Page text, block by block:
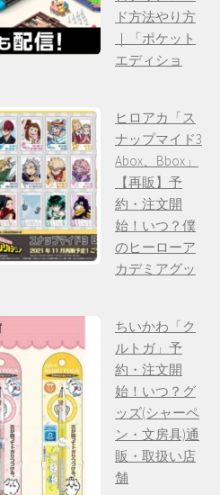
ド方法やり方
｜「ポケット
エディショ
ヒロアカ「ス
ナップマイド3
Abox、Bbox」
【再販】予
約・注文開
始！いつ？僕
のヒーローア
カデミアグッ
ちいかわ「ク
ルトガ」予
約・注文開
始！いつ？グ
ッズ(シャーペ
ン・文房具)通
販・取扱い店
舗